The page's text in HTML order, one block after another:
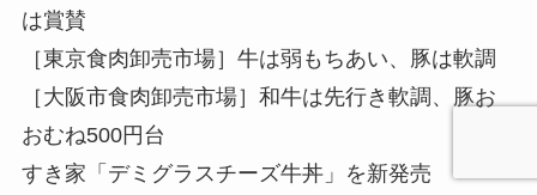
は賞賛
［東京食肉卸売市場］牛は弱もちあい、豚は軟調
［大阪市食肉卸売市場］和牛は先行き軟調、豚お
おむね500円台
すき家「デミグラスチーズ牛丼」を新発売